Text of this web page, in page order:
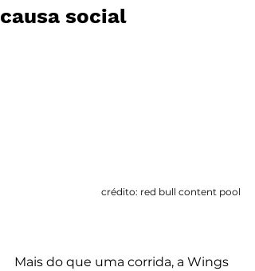
causa social
crédito: red bull content pool
Mais do que uma corrida, a Wings